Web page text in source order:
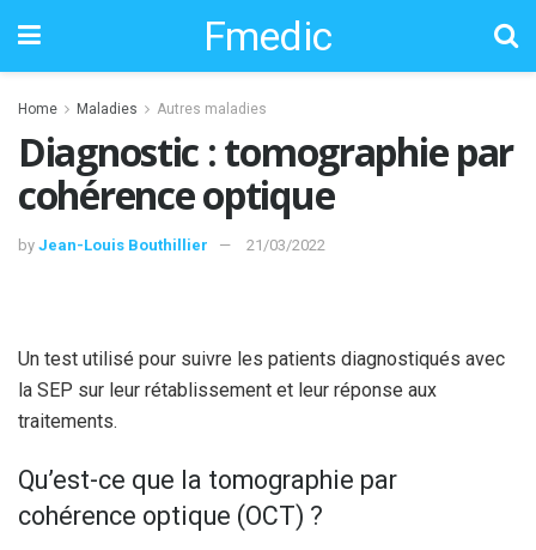
Fmedic
Home Maladies Autres maladies
Diagnostic : tomographie par
cohérence optique
by Jean-Louis Bouthillier 21/03/2022
Un test utilisé pour suivre les patients diagnostiqués avec
la SEP sur leur rétablissement et leur réponse aux
traitements.
Qu’est-ce que la tomographie par
cohérence optique (OCT) ?